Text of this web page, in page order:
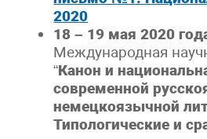
2020
18 – 19 мая 2020
Международная
“Канон и
современной
немецкоязычной
Типологические и